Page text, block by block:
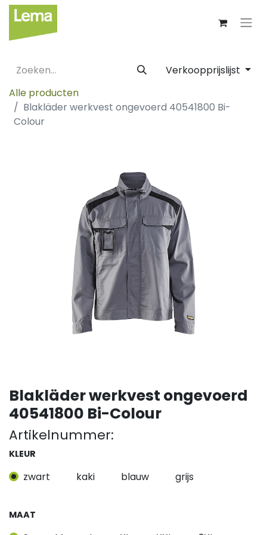
Verkoopprijslijst
Alle producten
Blakläder werkvest ongevoerd 40541800 Bi-
Colour
Blakläder werkvest ongevoerd
40541800 Bi-Colour
Artikelnummer:
KLEUR
zwart kaki blauw grijs
MAAT